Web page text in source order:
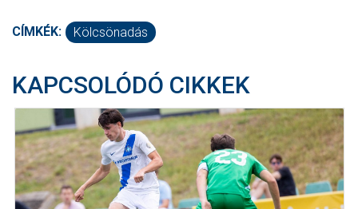
CÍMKÉK: Kölcsönadás
KAPCSOLÓDÓ CIKKEK